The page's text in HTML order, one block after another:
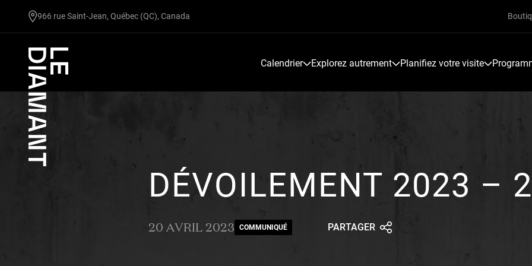
Calendrier Explorez autrement Planifiez votre visite
966 rue Saint-Jean, Québec (QC), Canada
DÉVOILEMENT 2023 –
20 AVRIL 2023 COMMUNIQUÉ PARTAGER